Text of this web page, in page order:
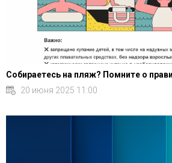
Собираетесь на пляж? Помните о
20 июня 2025 11:00